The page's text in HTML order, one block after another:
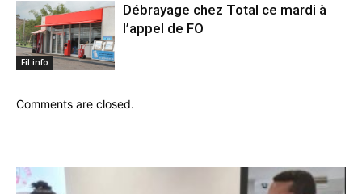
Fil info
Débrayage chez Total ce mardi à
l’appel de FO
Comments are closed.